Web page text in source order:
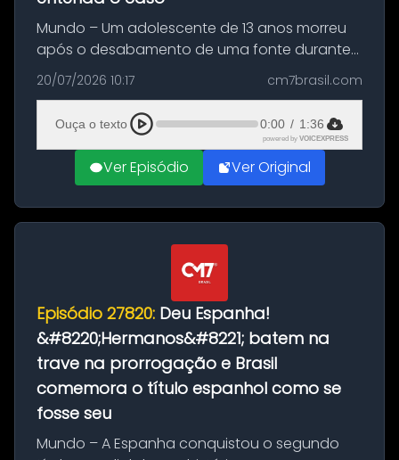
Mundo – Um adolescente de 13 anos morreu
após o desabamento de uma fonte durante
as comemorações pelo título da Copa do
Mundo conquistado pela Espanha, em
Ciudad Rodrigo, na província de Salamanca,
no...
20/07/2026 10:17 cm7brasil.com
Ouça o texto 0:00 / 1:36
powered by VOICEXPRESS
Ver Episódio Ver Original
Episódio 27820: Deu Espanha!
&#8220;Hermanos&#8221; batem na
trave na prorrogação e Brasil
comemora o título espanhol como se
fosse seu
Mundo – A Espanha conquistou o segundo